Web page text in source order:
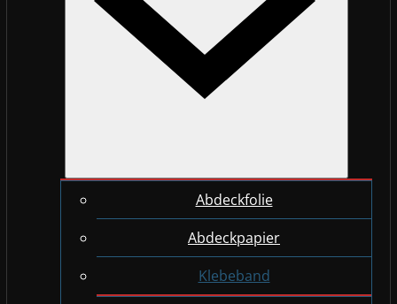
Abdeckfolie
Abdeckpapier
Klebeband